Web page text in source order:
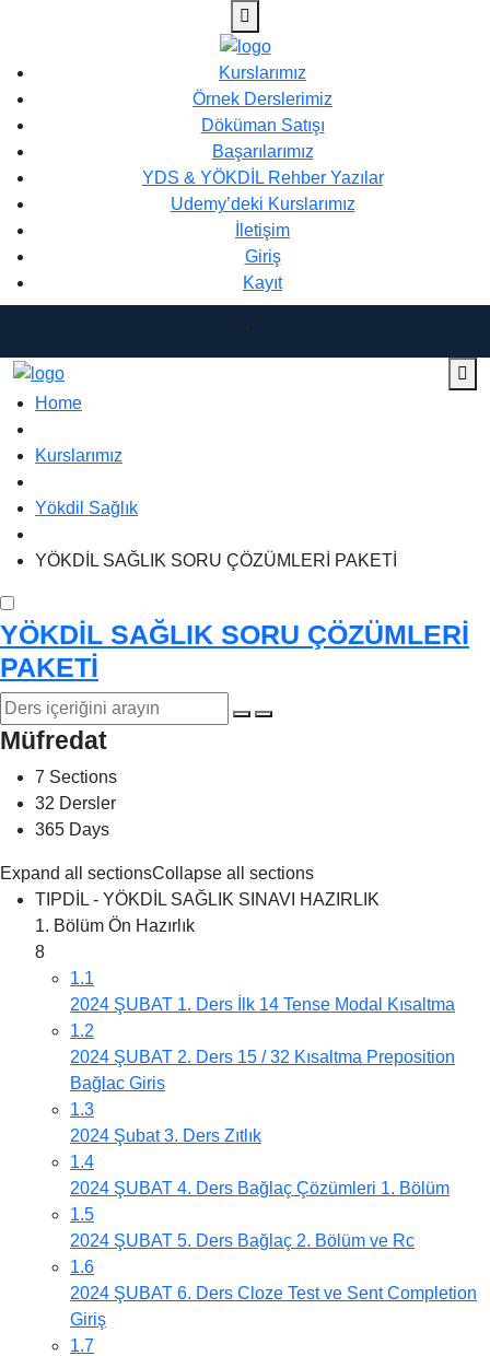
Kurslarımız
Örnek Derslerimiz
Döküman Satışı
Başarılarımız
YDS & YÖKDİL Rehber Yazılar
Udemy’deki Kurslarımız
İletişim
Giriş
Kayıt
Home
Kurslarımız
Yökdil Sağlık
YÖKDİL SAĞLIK SORU ÇÖZÜMLERİ PAKETİ
YÖKDİL SAĞLIK SORU ÇÖZÜMLERİ
PAKETİ
Müfredat
7 Sections
32 Dersler
365 Days
Expand all sectionsCollapse all sections
TIPDİL - YÖKDİL SAĞLIK SINAVI HAZIRLIK
1. Bölüm Ön Hazırlık
8
1.1
2024 ŞUBAT 1. Ders İlk 14 Tense Modal Kısaltma
1.2
2024 ŞUBAT 2. Ders 15 / 32 Kısaltma Preposition
Bağlac Giris
1.3
2024 Şubat 3. Ders Zıtlık
1.4
2024 ŞUBAT 4. Ders Bağlaç Çözümleri 1. Bölüm
1.5
2024 ŞUBAT 5. Ders Bağlaç 2. Bölüm ve Rc
1.6
2024 ŞUBAT 6. Ders Cloze Test ve Sent Completion
Giriş
1.7